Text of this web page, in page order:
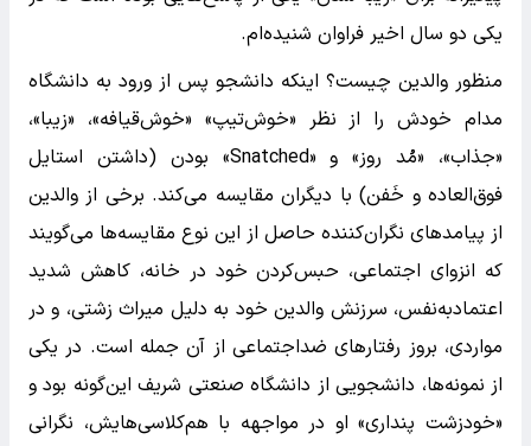
یکی دو سال اخیر فراوان شنیده‌ام.
منظور والدین چیست؟ اینکه دانشجو پس از ورود به دانشگاه
مدام خودش را از نظر «خوش‌تیپ» «خوش‌قیافه»، «زیبا»،
«جذاب»، «مُد روز» و «Snatched» بودن (داشتن استایل
فوق‌العاده و خَفن) با دیگران مقایسه می‌کند. برخی از والدین
از پیامدهای نگران‌کننده حاصل از این نوع مقایسه‌ها می‌گویند
که انزوای اجتماعی، حبس‌کردن خود در خانه، کاهش شدید
اعتمادبه‌نفس، سرزنش والدین خود به دلیل میراث زشتی، و در
مواردی، بروز رفتارهای ضداجتماعی از آن جمله است. در یکی
از نمونه‌ها، دانشجویی از دانشگاه صنعتی شریف این‌گونه بود و
«خودزشت پنداری» او در مواجهه با هم‌کلاسی‌هایش، نگرانی